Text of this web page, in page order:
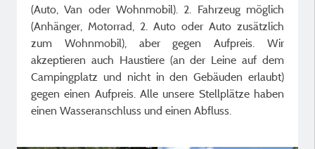
(Auto, Van oder Wohnmobil). 2. Fahrzeug möglich
(Anhänger, Motorrad, 2. Auto oder Auto zusätzlich
zum Wohnmobil), aber gegen Aufpreis. Wir
akzeptieren auch Haustiere (an der Leine auf dem
Campingplatz und nicht in den Gebäuden erlaubt)
gegen einen Aufpreis. Alle unsere Stellplätze haben
einen Wasseranschluss und einen Abfluss.